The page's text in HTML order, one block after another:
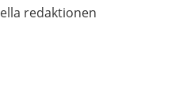
redaktionen